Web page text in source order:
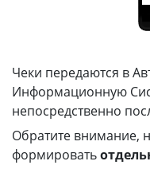
Чеки передаются в
Информационную
непосредственно
Обратите внимание,
формировать